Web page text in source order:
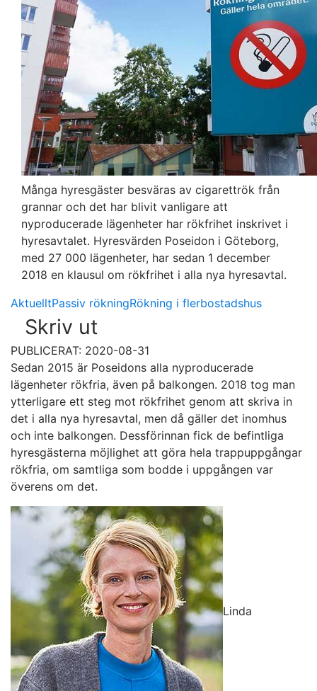
Många hyresgäster besväras av cigarettrök från
grannar och det har blivit vanligare att
nyproducerade lägenheter har rökfrihet inskrivet i
hyresavtalet. Hyresvärden Poseidon i Göteborg,
med 27 000 lägenheter, har sedan 1 december
2018 en klausul om rökfrihet i alla nya hyresavtal.
AktuelltPassiv rökningRökning i flerbostadshus
Skriv ut
PUBLICERAT: 2020-08-31
Sedan 2015 är Poseidons alla nyproducerade
lägenheter rökfria, även på balkongen. 2018 tog man
ytterligare ett steg mot rökfrihet genom att skriva in
det i alla nya hyresavtal, men då gäller det inomhus
och inte balkongen. Dessförinnan fick de befintliga
hyresgästerna möjlighet att göra hela trappuppgångar
rökfria, om samtliga som bodde i uppgången var
överens om det.
Linda